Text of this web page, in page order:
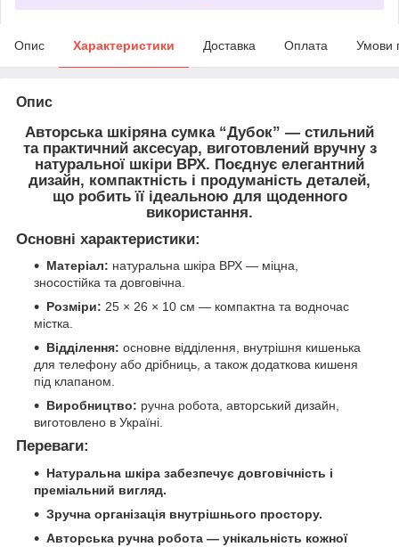
Опис Характеристики Доставка Оплата Умови
Опис
Авторська шкіряна сумка “Дубок” — стильний
та практичний аксесуар, виготовлений вручну з
натуральної шкіри ВРХ. Поєднує елегантний
дизайн, компактність і продуманість деталей,
що робить її ідеальною для щоденного
використання.
Основні характеристики:
Матеріал: натуральна шкіра ВРХ — міцна,
зносостійка та довговічна.
Розміри: 25 × 26 × 10 см — компактна та водночас
містка.
Відділення: основне відділення, внутрішня кишенька
для телефону або дрібниць, а також додаткова кишеня
під клапаном.
Виробництво: ручна робота, авторський дизайн,
виготовлено в Україні.
Переваги:
Натуральна шкіра забезпечує довговічність і
преміальний вигляд.
Зручна організація внутрішнього простору.
Авторська ручна робота — унікальність кожної